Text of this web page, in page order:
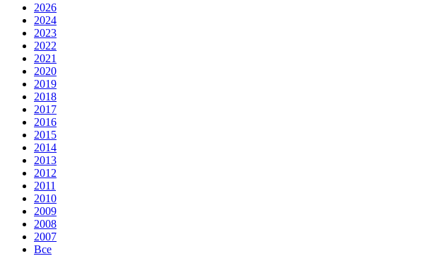
2026
2024
2023
2022
2021
2020
2019
2018
2017
2016
2015
2014
2013
2012
2011
2010
2009
2008
2007
Все